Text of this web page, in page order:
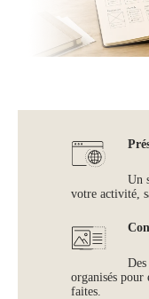
Un
votre activité,
Des
organisés pour
faites.